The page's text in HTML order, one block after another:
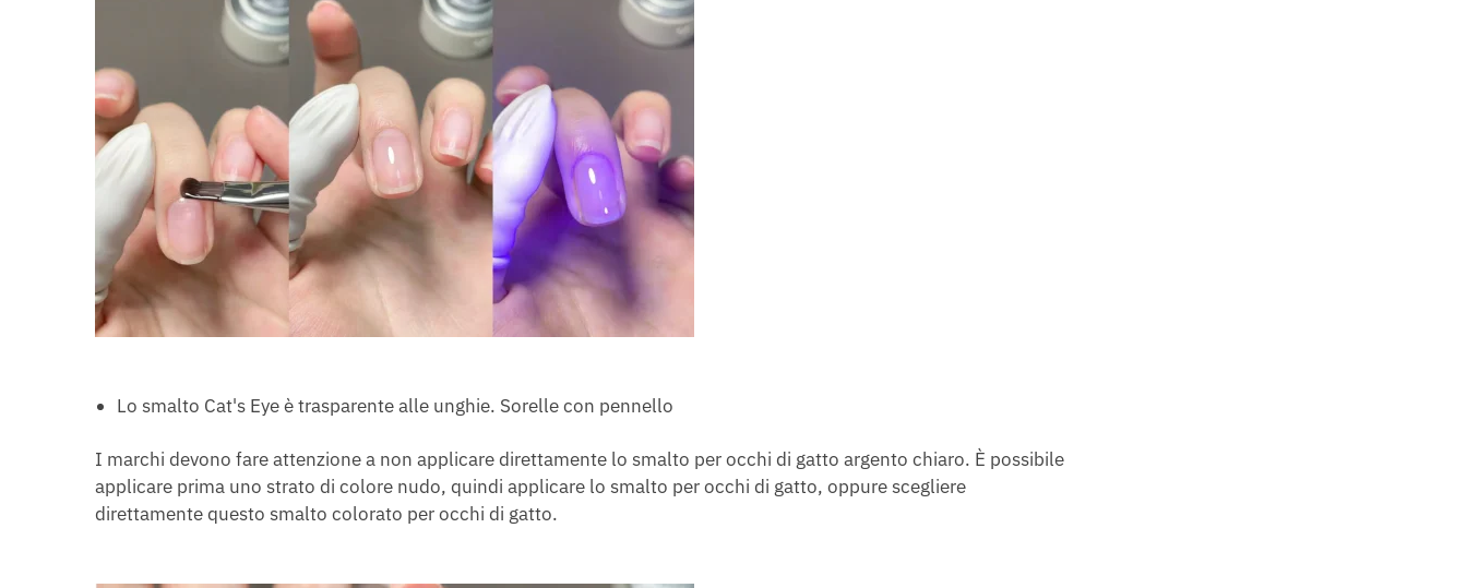
Lo smalto Cat's Eye è trasparente alle unghie. Sorelle con pennello
I marchi devono fare attenzione a non applicare direttamente lo smalto per occhi di gatto argento chiaro. È possibile
applicare prima uno strato di colore nudo, quindi applicare lo smalto per occhi di gatto, oppure scegliere
direttamente questo smalto colorato per occhi di gatto.